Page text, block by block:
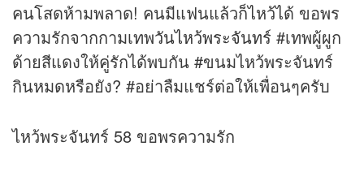
คนโสดห้ามพลาด! คนมีแฟนแล้วก็ไหว้ได้ ขอพร
ความรักจากกามเทพวันไหว้พระจันทร์ ‪#‎เทพผู้ผูก
ด้ายสีแดงให้คู่รักได้พบกัน‬ ‪#‎ขนมไหว้พระจันทร์
กินหมดหรือยัง‬? ‪#‎อย่าลืมแชร์ต่อให้เพื่อนๆครับ‬
ไหว้พระจันทร์ 58 ขอพรความรัก